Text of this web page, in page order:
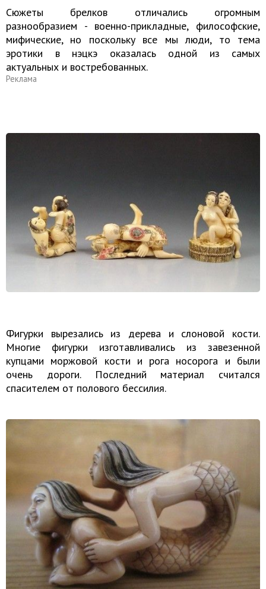
Сюжеты брелков отличались огромным
разнообразием - военно-прикладные, философские,
мифические, но поскольку все мы люди, то тема
эротики в нэцкэ оказалась одной из самых
актуальных и востребованных.
Реклама
Фигурки вырезались из дерева и слоновой кости.
Многие фигурки изготавливались из завезенной
купцами моржовой кости и рога носорога и были
очень дороги. Последний материал считался
спасителем от полового бессилия.